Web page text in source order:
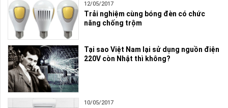
12/05/2017
Trải nghiệm cùng bóng đèn có chức
năng chống trộm
Tại sao Việt Nam lại sử dụng nguồn điện
220V còn Nhật thì không?
10/05/2017